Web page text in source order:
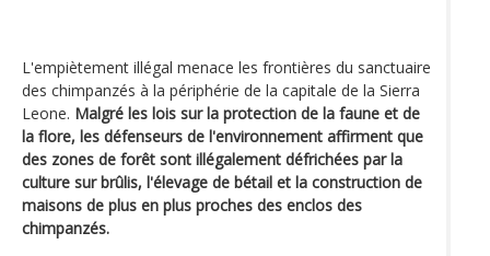
L'empiètement illégal menace les frontières du sanctuaire
des chimpanzés à la périphérie de la capitale de la Sierra
Leone. Malgré les lois sur la protection de la faune et de
la flore, les défenseurs de l'environnement affirment que
des zones de forêt sont illégalement défrichées par la
culture sur brûlis, l'élevage de bétail et la construction de
maisons de plus en plus proches des enclos des
chimpanzés.